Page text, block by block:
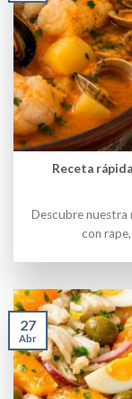
Receta
Descubre nuestra
con
27
Abr